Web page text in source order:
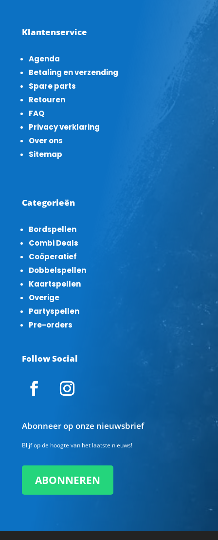
Klantenservice
Agenda
Betaling en verzending
Spare parts
Retouren
FAQ
Privacy verklaring
Over ons
Sitemap
Categorieën
Bordspellen
Combi Deals
Coöperatief
Dobbelspellen
Kaartspellen
Overige
Partyspellen
Pre-orders
Follow Social
Abonneer op onze nieuwsbrief
Blijf op de hoogte van het laatste nieuws!
ABONNEREN